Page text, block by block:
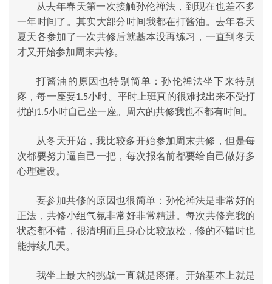
从去年春天第一次接触孙伦禅法，到现在也差不多
一年时间了。其实大部分时间我都在打酱油。去年春天
夏天各参加了一次共修后就基本没再练习，一直到冬天
才又开始参加周末共修。
打酱油的原因也特别简单：孙伦禅法坐下来特别
疼，每一座要1.5小时。平时上班真的很难找出来不受打
扰的1.5小时自己坐一座。周六的共修我也不都有时间。
从冬天开始，我比较多开始参加周末共修，但是每
次都要努力逼自己一把，每次报名前都要给自己做好多
心理建设。
要参加共修的原因也很简单：孙伦禅法是非常好的
正法，共修小组气氛非常好非常精进。每次共修完我的
状态都不错，很清明而且身心比较放松，修的不错时也
能持续几天。
我坐上最大的挑战一直就是疼痛。开始基本上就是